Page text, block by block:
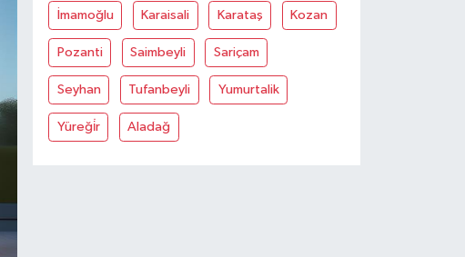
İmamoğlu Karaisali Karataş Kozan
Pozanti Saimbeyli Sariçam
Seyhan Tufanbeyli Yumurtalik
Yüreği̇r Aladağ